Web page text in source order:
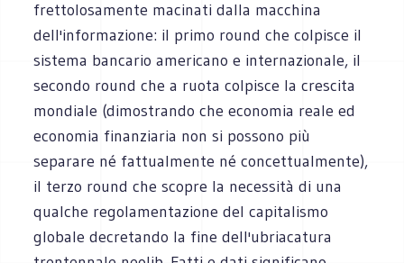
frettolosamente macinati dalla macchina
dell'informazione: il primo round che colpisce il
sistema bancario americano e internazionale, il
secondo round che a ruota colpisce la crescita
mondiale (dimostrando che economia reale ed
economia finanziaria non si possono più
separare né fattualmente né concettualmente),
il terzo round che scopre la necessità di una
qualche regolamentazione del capitalismo
globale decretando la fine dell'ubriacatura